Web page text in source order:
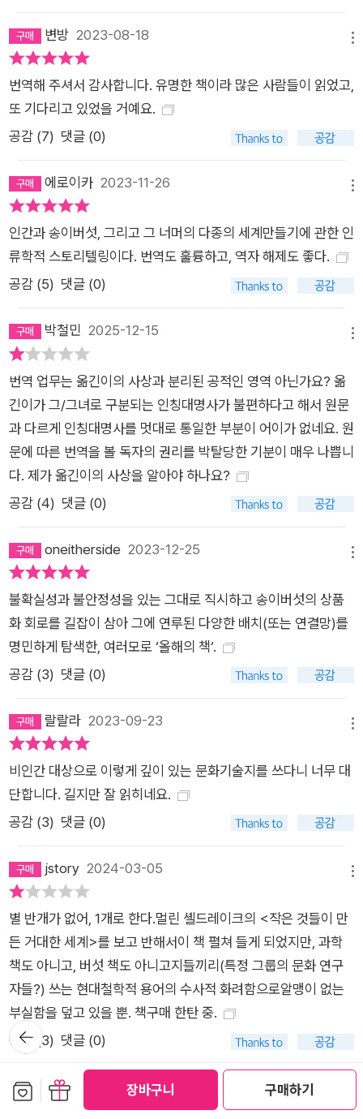
장바구니 구매하기
줄지 모른다”(49쪽)라고 말한다. 저자는 불안정한 시대에 협력
해 생존하기 위한 첫 번째 필요조건이 바로 호기심이라 말한다.
이다. 송이버섯이 다양한 방식으로 사물을 취하고, 훔치고, 선물
하고, 파는 인간과 일종의 공생적 파트너 관계를 제공해줄 수 있
다는 것이다. 바로 우리 것인 줄만 알았던 통제된 세계가 실패했
어쩌면 저자는 송이버섯을 오늘날 인간에 의해 황폐화된 세상에
서 인간이 살아내야 할 생존과 지혜의 대리인으로 보는 것 같기도
하다. “우리는 불안정한 생존을 통해 비로소 무엇이 잘못되었는
지 살펴볼 수 있다. 불안정성이란, 우리가 다른 존재에 취약하다
는 것을 인지하는 상태이다” 애나 칭의 『세계 끝의 버섯』 제목에
는 두 가지 의미가 담겨 있다. 송이버섯은 자본 축적이 일어나기
힘든 자본주의 세계 체제의 가장 변두리에 존재한다. 물론 변두리
라고 해서 결코 자본주의의 바깥인 것은 아니다. 송이버섯은 그렇
게 숲속 깊숙이 비밀스럽게 숨겨져 있어 그 존재를 찾기 어렵다.
다른 한편으로 그것은 자본주의적 폐허, 즉 세상의 종말을 암시할
수도 있다. 지구에서 최대한 많은 것을 추출해 축적하려는 인간의
탐욕으로 종국에 이르고 마는 위기 상황의 의미도 내포되어 있는
것이다. 애나 칭은 송이버섯이라는 이 작은 유기체를 실타래 삼아
자본주의적 파괴와 다종의 풍경 속에서 어떻게 협력적 생존이 일
로 만든 이 세계에 아직 무언가 살아 있다는 사실을 달리 어떻게
설명할 수 있겠는가?” 인문학, 사회과학, 자연과학의 복잡한 교
차점에서 일궈낸 시적이면서 놀랍도록 풍부한 탐구 사실 이 책을
몇 줄로 요약하는 것은 불가능한 일에 가깝다. 저자가 “다채로운
모임”이라는 말로 요약한 20여 개의 이야기들이 “비 온 뒤 쑥쑥
더할 수 없이 매력적이다. 아마존의 어떤 리뷰는 이 책을 두고
섯』은 무미건조한 사회과학 논문이 아니다. “우리가 엉망으로 만
든 이 세계에 아직 무언가 살아 있다는 사실을 달리 어떻게 설명
할 수 있겠는가?”(8쪽)라고 물으면서 시작하는 이 책은 시적인
표현과 사회적 현실에 대한 미묘한 묘사 때문에 소설을 읽고 있는
듯한 느낌을 받을 수도 있다. 깔끔한 결론은 없으며, 일련의 예리
한 관찰, 분석, 설명이 있을 뿐이다. 미시와 거시, 개인과 사회, 즉
송이버섯의 흔적을 찾기 위해 숲의 바닥을 느끼는 사람, 버섯 경
매의 에너지, 다국적 공급망의 예상치 못한 연결에 대한 놀라운
설명이 가득 차 있다. 저자가 만나는 무수한 사람들과의 대면에
서, 그리고 소나무 숲의 땅을 훑으면서 눈에 보이지 않는 토양 생
물과의 엄청난 연결을 느끼는 대목에서는 인간 이외의 존재(식
물, 동물, 흙 등등)가 우리의 존재 방식에 어떤 영향을 미치는지
독자도 느낄 것이다. 그리고 저자와 똑같이 독자 역시 송이버섯
채집의 속도에 발 맞춰 냄새를 맡고, 무언가를 만지고, 찾고, 걷는
를 발견하는 ‘알아차림의 기술’과도 같은 것이다. 우리말로 옮긴
노고운 교수는 2017년 한국문화인류학회 학술대회 초청으로 애
변방 2023-08-18
번역해 주셔서 감사합니다. 유명한 책이라 많은 사람들이 읽었고,
또 기다리고 있었을 거예요.
공감 (7) 댓글 (0)
에로이카 2023-11-26
인간과 송이버섯, 그리고 그 너머의 다종의 세계만들기에 관한 인
류학적 스토리텔링이다. 번역도 훌륭하고, 역자 해제도 좋다.
공감 (5) 댓글 (0)
박철민 2025-12-15
번역 업무는 옮긴이의 사상과 분리된 공적인 영역 아닌가요? 옮
긴이가 그/그녀로 구분되는 인칭대명사가 불편하다고 해서 원문
과 다르게 인칭대명사를 멋대로 통일한 부분이 어이가 없네요. 원
문에 따른 번역을 볼 독자의 권리를 박탈당한 기분이 매우 나쁩니
다. 제가 옮긴이의 사상을 알아야 하나요?
공감 (4) 댓글 (0)
oneitherside 2023-12-25
불확실성과 불안정성을 있는 그대로 직시하고 송이버섯의 상품
화 회로를 길잡이 삼아 그에 연루된 다양한 배치(또는 연결망)를
명민하게 탐색한, 여러모로 ‘올해의 책‘.
공감 (3) 댓글 (0)
랄랄라 2023-09-23
비인간 대상으로 이렇게 깊이 있는 문화기술지를 쓰다니 너무 대
단합니다. 길지만 잘 읽히네요.
공감 (3) 댓글 (0)
jstory 2024-03-05
별 반개가 없어, 1개로 한다.멀린 셸드레이크의 <작은 것들이 만
든 거대한 세계>를 보고 반해서이 책 펼쳐 들게 되었지만, 과학
책도 아니고, 버섯 책도 아니고지들끼리(특정 그룹의 문화 연구
자들?) 쓰는 현대철학적 용어의 수사적 화려함으로알맹이 없는
부실함을 덮고 있을 뿐. 책구매 한탄 중.
공감 (3) 댓글 (0)
에르고숨 2024-03-13
뒤로가
기